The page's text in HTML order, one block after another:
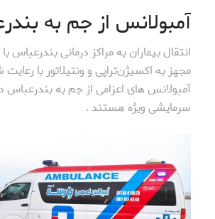
آمبولانس از جم به
انتقال بیماران به مراکز درمانی بندرعباس
مجهز به اکسیژن‌تراپی و ونتیلاتور با
آمبولانس های اعزامی از جم به
سرمایشی ویژه هستند .